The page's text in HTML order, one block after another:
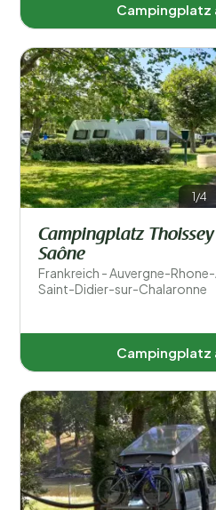
Auvergne-Rhone-
Grand Est (1)
Okzitanien (1)
Pays de la Loire (1)
Beliebte Filter
Unterkunftstyp
Allgemein
Sport und Freizeit
Campingplatz
1/4
Campingplatz
Saône
Frankreich - Auvergne-
Saint-Didier-sur-Chalaronne
Campingplatz